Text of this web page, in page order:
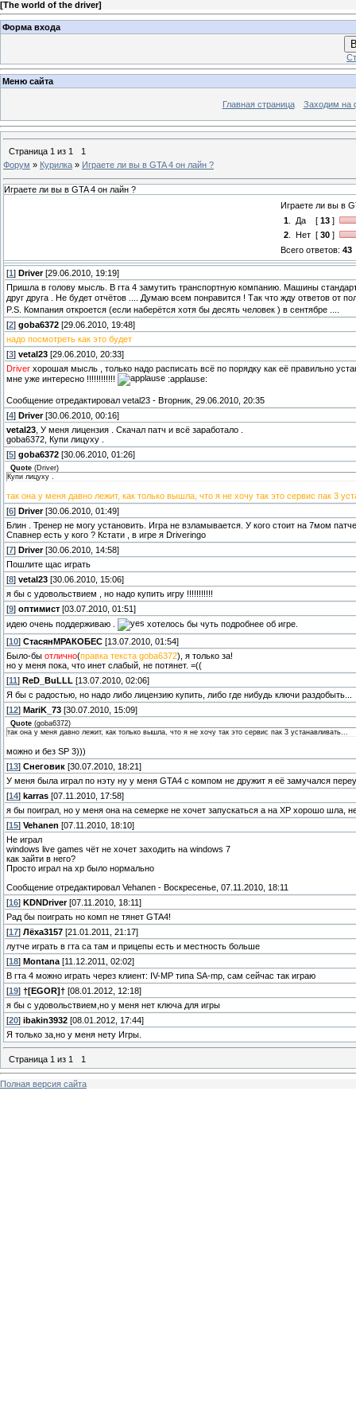
[The world of the driver]
Форма входа
Меню сайта
Главная страница Заходим на
Страница 1 из 1
1
Форум » Курилка » Играете ли вы в GTA 4 он лайн ?
Играете ли вы в GTA 4 он лайн ?
Играете ли вы в
1
Да [ 13 ]
2
Нет [ 30 ]
Всего ответов: 43
[1 ] Driver[29.06.2010, 19:19]
Пришла в голову мысль. В гта 4 замутить транспортную компанию. Машины
друг друга . Не будет отчётов .... Думаю всем понравится ! Так что жду ответов от
P.S. Компания откроется (если наберётся хотя бы десять человек ) в сентябре ....
[2] goba6372 [29.06.2010, 19:48]
надо посмотреть как это будет
[3] vetal23 [29.06.2010, 20:33]
Driver хорошая мысль , только надо расписать всё по порядку как её правильно
мне уже интересно !!!!!!!!!!!!
:applause:
Сообщение отредактировал vetal23 - Вторник, 29.06.2010, 20:35
[4] Driver[30.06.2010, 00:16]
vetal23 , У меня лицензия . Скачал патч и всё заработало .
goba6372, Купи лицуху .
[5] goba6372 [30.06.2010, 01:26]
Quote (Driver)
Купи лицуху .
так она у меня давно лежит, как только вышла, что я не хочу так это сервис пак 3
[6] Driver[30.06.2010, 01:49]
Блин . Тренер не могу установить. Игра не взламывается. У кого стоит на 7мом
Спавнер есть у кого ? Кстати , в игре я Driveringo
[7] Driver[30.06.2010, 14:58]
Пошлите щас играть
[8] vetal23 [30.06.2010, 15:06]
я бы с удовольствием , но надо купить игру !!!!!!!!!!!
[9] оптимист [03.07.2010, 01:51]
идею очень поддерживаю .
хотелось бы чуть подробнее об игре.
[10] СтасянМРАКОБЕС [13.07.2010, 01:54]
Было-бы отлично(правка текста goba6372), я только за!
но у меня пока, что инет слабый, не потянет. =((
[11 ] ReD_BuLLL [13.07.2010, 02:06]
Я бы с радостью, но надо либо лицензию купить, либо где нибудь ключи раздобыть...
[12] MariK_73 [30.07.2010, 15:09]
Quote (goba6372)
так она у меня давно лежит, как только вышла, что я не хочу так это сервис пак 3 устанавливать...
можно и без SP 3)))
[13] Снеговик [30.07.2010, 18:21]
У меня была играл по нэту ну у меня GTA4 с компом не дружит я её замучался
[14] karras [07.11.2010, 17:58]
я бы поиграл, но у меня она на семерке не хочет запускаться а на ХР хорошо шла,
[15] Vehanen [07.11.2010, 18:10]
Не играл
windows live games чёт не хочет заходить на windows 7
как зайти в него?
Просто играл на хр было нормально
Сообщение отредактировал Vehanen - Воскресенье, 07.11.2010, 18:11
[16] KDNDriver[07.11.2010, 18:11]
Рад бы поиграть но комп не тянет GTA4!
[17] Лёха3157 [21.01.2011, 21:17]
лутче играть в гта са там и прицепы есть и местность больше
[18] Montana [11.12.2011, 02:02]
В гта 4 можно играть через клиент: IV-MP типа SA-mp, сам сейчас так играю
[19] †[EGOR]† [08.01.2012, 12:18]
я бы с удовольствием,но у меня нет ключа для игры
[20] ibakin3932 [08.01.2012, 17:44]
Я только за,но у меня нету Игры.
Страница 1 из 1 1
Полная версия сайта